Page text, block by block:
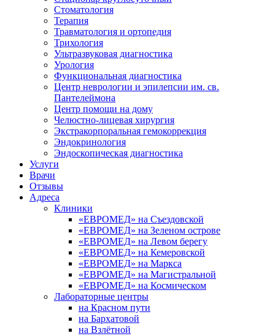
Стоматология
Терапия
Травматология и ортопедия
Трихология
Ультразвуковая диагностика
Урология
Функциональная диагностика
Центр неврологии и эпилепсии им. св.
Пантелеймона
Центр помощи на дому
Челюстно-лицевая хирургия
Экстракорпоральная гемокоррекция
Эндокринология
Эндоскопическая диагностика
Услуги
Врачи
Отзывы
Адреса
Клиники
«ЕВРОМЕД» на Съездовской
«ЕВРОМЕД» на Зеленом острове
«ЕВРОМЕД» на Левом берегу
«ЕВРОМЕД» на Кемеровской
«ЕВРОМЕД» на Маркса
«ЕВРОМЕД» на Магистральной
«ЕВРОМЕД» на Космическом
Лабораторные центры
на Красном пути
на Бархатовой
на Взлётной